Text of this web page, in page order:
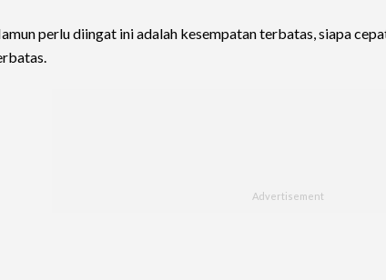
perlu diingat ini adalah kesempatan terbatas, siapa